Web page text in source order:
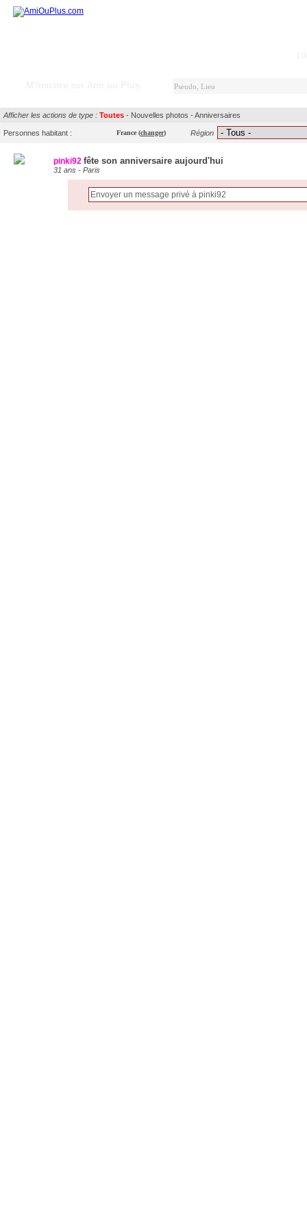
Afficher les actions de type : Toutes - Nouvelles photos -Anniversaires
Personnes habitant : France (changer) Région
pinki92 fête son anniversaire aujourd'hui
31 ans - Paris